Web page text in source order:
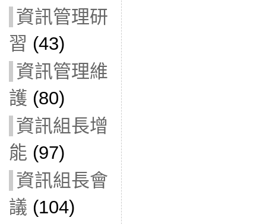
資訊管理研
習 (43)
資訊管理維
護 (80)
資訊組長增
能 (97)
資訊組長會
議 (104)